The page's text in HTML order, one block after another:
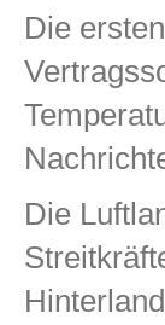
Die
Die